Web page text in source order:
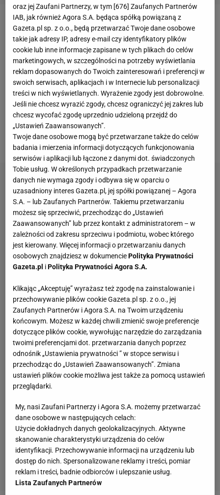
W sobotę 6 stycznia odbyła się Gala Mistrzów
Sportu, na której wybrano "Sportowca roku 2024" w
89. Plebiscycie "Przeglądu Sportowego". Tytuł
zwyciężyłaIga Świątek, która na podium
wyprzedziła Bartosza Zmarzlika i Aleksandra Śliwkę.
Spore poruszenie wywołał również fakt, że w
czołowej dziesiątce zabrakło Roberta
Lewandowskiego. Teraz wreszcie wiadomo, które
miejsce zajął kapitanreprezentacji Polski.
oraz jej Zaufani Partnerzy, w tym [676] Zaufanych Partnerów
IAB, jak również Agora S.A. będąca spółką powiązaną z
Gazeta.pl sp. z o.o., będą przetwarzać Twoje dane osobowe
takie jak adresy IP, adresy e-mail czy identyfikatory plików
cookie lub inne informacje zapisane w tych plikach do celów
marketingowych, w szczególności na potrzeby wyświetlania
reklam dopasowanych do Twoich zainteresowań i preferencji w
swoich serwisach, aplikacjach i w Internecie lub personalizacji
treści w nich wyświetlanych. Wyrażenie zgody jest dobrowolne.
Jeśli nie chcesz wyrazić zgody, chcesz ograniczyć jej zakres lub
chcesz wycofać zgodę uprzednio udzieloną przejdź do
„Ustawień Zaawansowanych”.
Twoje dane osobowe mogą być przetwarzane także do celów
badania i mierzenia informacji dotyczących funkcjonowania
serwisów i aplikacji lub łączone z danymi dot. świadczonych
Tobie usług. W określonych przypadkach przetwarzanie
danych nie wymaga zgody i odbywa się w oparciu o
uzasadniony interes Gazeta.pl, jej spółki powiązanej – Agora
S.A. – lub Zaufanych Partnerów. Takiemu przetwarzaniu
możesz się sprzeciwić, przechodząc do „Ustawień
Zaawansowanych” lub przez kontakt z administratorem – w
zależności od zakresu sprzeciwu i podmiotu, wobec którego
jest kierowany. Więcej informacji o przetwarzaniu danych
osobowych znajdziesz w dokumenciePolityka Prywatności
Gazeta.pl iPolityka Prywatności Agora S.A.
Klikając „Akceptuję” wyrażasz też zgodę na zainstalowanie i
przechowywanie plików cookie Gazeta.pl sp. z o.o., jej
Zaufanych Partnerów i Agora S.A. na Twoim urządzeniu
końcowym. Możesz w każdej chwili zmienić swoje preferencje
dotyczące plików cookie, wywołując narzędzie do zarządzania
twoimi preferencjami dot. przetwarzania danych poprzez
odnośnik „Ustawienia prywatności ” w stopce serwisu i
przechodząc do „Ustawień Zaawansowanych”. Zmiana
ustawień plików cookie możliwa jest także za pomocą ustawień
przeglądarki.
My, nasi Zaufani Partnerzy i Agora S.A. możemy przetwarzać
dane osobowe w następujących celach:
Użycie dokładnych danych geolokalizacyjnych. Aktywne
skanowanie charakterystyki urządzenia do celów
identyfikacji. Przechowywanie informacji na urządzeniu lub
dostęp do nich. Spersonalizowane reklamy i treści, pomiar
reklam i treści, badnie odbiorców i ulepszanie usług.
Lista Zaufanych Partnerów